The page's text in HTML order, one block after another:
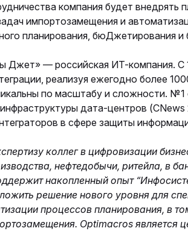
компания будет внедрять
импортозамещения и
планирования, бюДжетирования и
Джет» — российская ИТ-компания. С
реализуя ежегодно более
по масштабу и сложности. №1
дата-центров
в сфере защиты
коллег в цифровизации
нефтедобычи, ритейла, в
накопленный опыт
решение нового уровня для
процессов планирования, в
Optimacros является